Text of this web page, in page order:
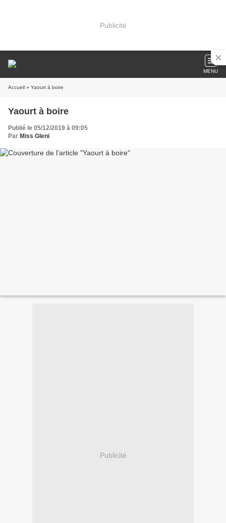
Publicité
MENU
Accueil » Yaourt à boire
Yaourt à boire
Publié le 05/12/2019 à 09:05
Par Miss Gleni
Publicité